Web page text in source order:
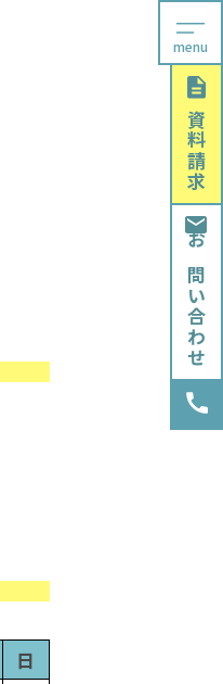
menu
資料請求
お問い合わせ
日